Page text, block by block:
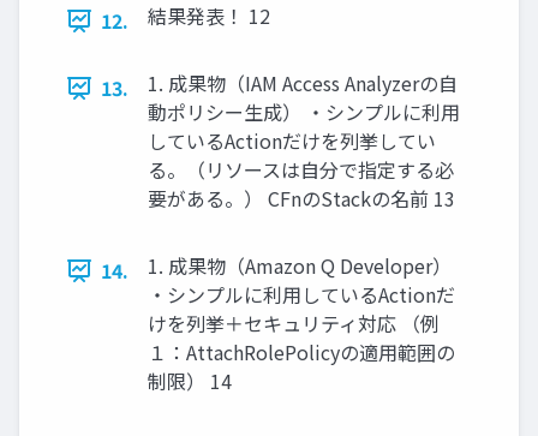
12. 結果発表！ 12
13.
1. 成果物（IAM Access Analyzerの自
動ポリシー生成） ・シンプルに利用
しているActionだけを列挙してい
る。（リソースは自分で指定する必
要がある。） CFnのStackの名前 13
14.
1. 成果物（Amazon Q Developer）
・シンプルに利用しているActionだ
けを列挙＋セキュリティ対応 （例
１：AttachRolePolicyの適用範囲の
制限） 14